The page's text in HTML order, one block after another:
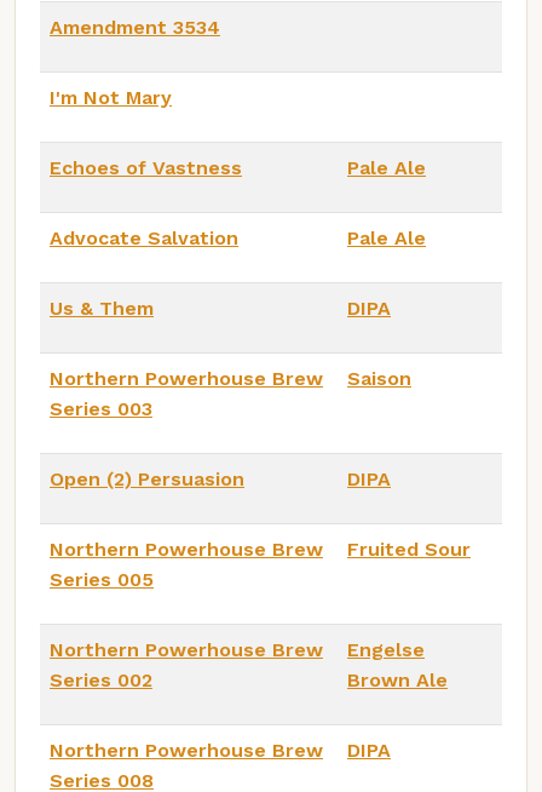
Amendment 3534
I'm Not Mary
Echoes of Vastness Pale Ale
Advocate Salvation Pale Ale
Us & Them DIPA
Northern Powerhouse Brew
Series 003
Saison
Open (2) Persuasion DIPA
Northern Powerhouse Brew
Series 005
Fruited Sour
Northern Powerhouse Brew
Series 002
Engelse
Brown Ale
Northern Powerhouse Brew
Series 008
DIPA